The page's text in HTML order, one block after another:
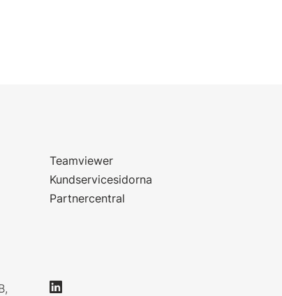
Teamviewer
Kundservicesidorna
Partnercentral